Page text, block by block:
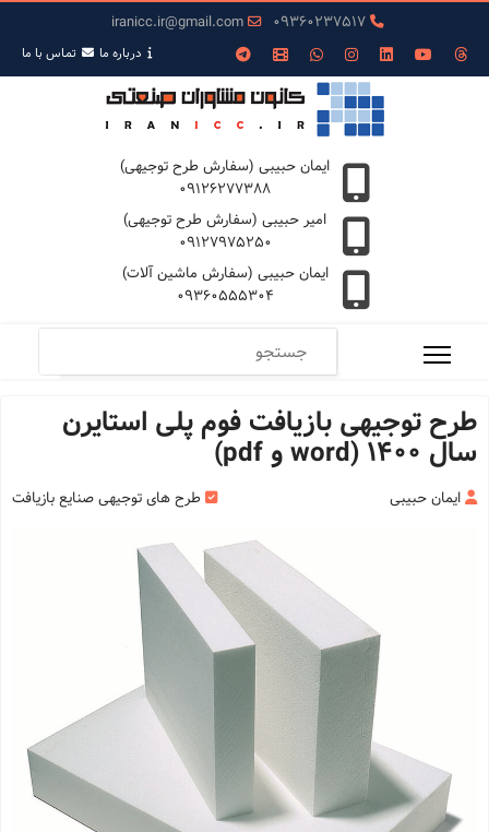
09360237517
iranicc.ir@gmail.com
درباره ما تمـاس با ما
ایمان حبیبی (سفارش طرح توجیهی)
09126277388
امیر حبیبی (سفارش طرح توجیهی)
09127975250
ایمان حبیبی (سفارش ماشین آلات)
09360555304
طرح توجیهی بازیافت فوم پلی استایرن
سال 1400 (word و pdf)
ایمان حبیبی طرح های توجیهی صنایع بازیافت